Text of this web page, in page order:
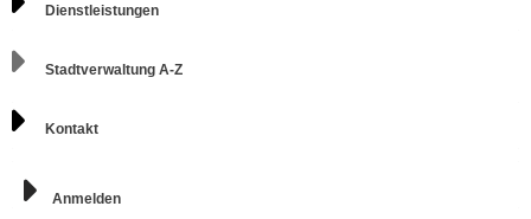
Dienstleistungen
Stadtverwaltung A-Z
Kontakt
Anmelden